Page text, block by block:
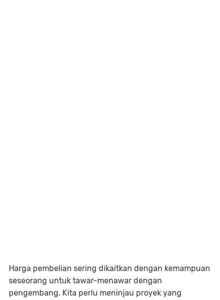
Harga pembelian sering dikaitkan dengan kemampuan
seseorang untuk tawar-menawar dengan
pengembang. Kita perlu meninjau proyek yang